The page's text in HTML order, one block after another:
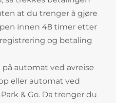
at du trenger å gjøre
innen 48 timer etter
og betaling
automat ved avreise
eller automat ved
& Go. Da trenger du